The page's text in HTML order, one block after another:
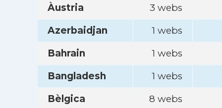
Àustria
3 webs
Azerbaidjan
1 webs
Bahrain
1 webs
Bangladesh
1 webs
Bèlgica
8 webs